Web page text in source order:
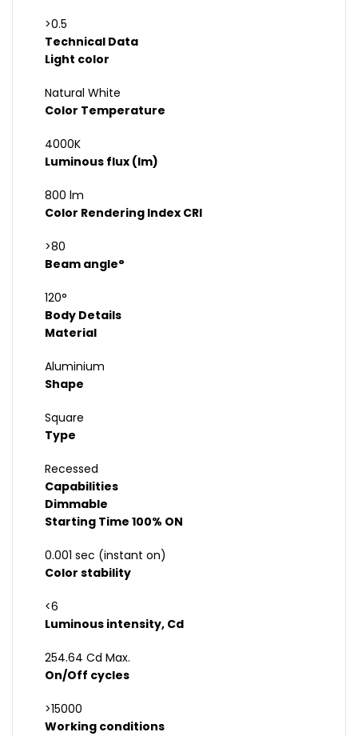
>0.5
Technical Data
Light color
Natural White
Color Temperature
4000K
Luminous flux (lm)
800 lm
Color Rendering Index CRI
>80
Beam angle°
120°
Body Details
Material
Aluminium
Shape
Square
Type
Recessed
Capabilities
Dimmable
Starting Time 100% ON
0.001 sec (instant on)
Color stability
<6
Luminous intensity, Cd
254.64 Cd Max.
On/Off cycles
>15000
Working conditions